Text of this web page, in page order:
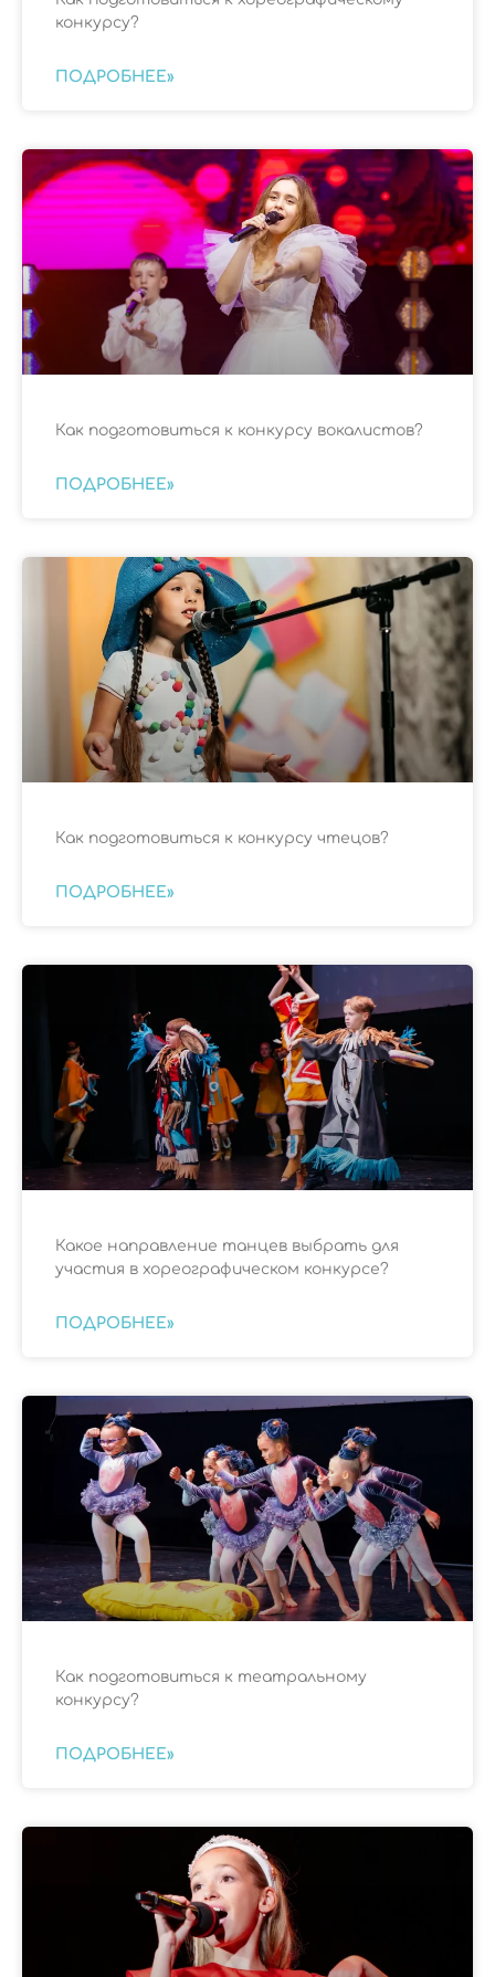
конкурсу?
ПОДРОБНЕЕ»
Как подготовиться к конкурсу вокалистов?
ПОДРОБНЕЕ»
Как подготовиться к конкурсу чтецов?
ПОДРОБНЕЕ»
Какое направление танцев выбрать для
участия в хореографическом конкурсе?
ПОДРОБНЕЕ»
Как подготовиться к театральному
конкурсу?
ПОДРОБНЕЕ»